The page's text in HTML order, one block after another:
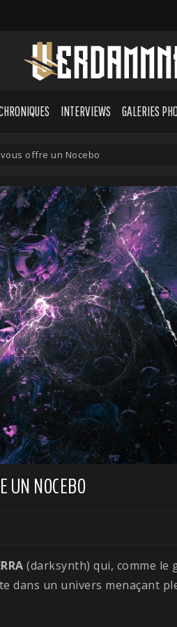
INTERVIEWS GALERIES
vous offre un Nocebo
UN NOCEBO
(darksynth) qui, comme le
dans un univers menaçant